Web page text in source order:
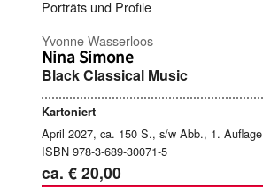
Porträts und Profile
Yvonne Wasserloos
Nina Simone
Black Classical Music
Kartoniert
April 2027, ca. 150 S., s/w Abb., 1. Auflage
ISBN 978-3-689-30071-5
ca. € 20,00